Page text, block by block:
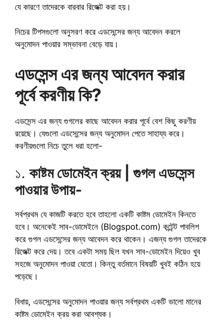
যে কারণে তাদেরকে বারবার রিজেক্ট করা হয়।
নিচের টিপসগুলো অনুসরণ করে এডসেন্সের জন্য আবেদন করলে
অনুমোদন পাওয়ার সম্ভাবনা বেড়ে যায়।
এডসেন্স এর জন্য আবেদন করার
পূর্বে করণীয় কি?
এডসেন্স এর জন্য গুগলের কাছে আবেদন করার পূর্বে বেশ কিছু করণীয়
রয়েছে। যেগুলো এডসেন্সের জন্য অনুমোদন পেতে সাহায্য করে।
করণীয়গুলো নিচে তুলে ধরা হলো-
১. কাষ্টম ডোমেইন ক্রয় | গুগল এডসেন্স
পাওয়ার উপায়-
সর্বপ্রথম যে কাজটি করতে হবে তাহলো একটি কাষ্টম ডোমেইন কিনতে
হবে। অনেকেই সাব-ডোমেইনে (Blogspot.com) কন্টেন্ট পাবলিশ
করে গুগল এডসেন্সের জন্য আবেদন করে থাকেন। এজন্য গুগল তাদেরকে
রিজেক্ট করে দেয়। তবে একটা সময় ছিল যখন সাব-ডোমেইন দিয়েও খুব
সহজে অনুমোদন পাওয়া যেতো। কিন্তু বর্তমানে বিষয়টি খুবই কঠিন হয়ে
পড়েছে।
বিধায়, এডসেন্সের অনুমোদন পাওয়ার জন্য সর্বপ্রথম একটি ভালো মানের
কাষ্টম ডোমেইন ক্রয় করা আবশ্যক।